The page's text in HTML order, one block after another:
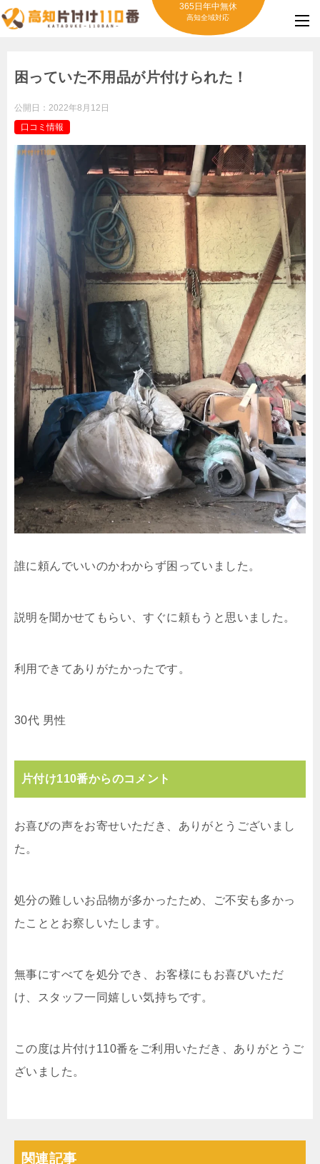
365日年中無休
高知全域対応
困っていた不用品が片付けられた！
公開日： 2022年8月12日
口コミ情報
誰に頼んでいいのかわからず困っていました。
説明を聞かせてもらい、すぐに頼もうと思いました。
利用できてありがたかったです。
30代 男性
片付け110番からのコメント
お喜びの声をお寄せいただき、ありがとうございまし
た。
処分の難しいお品物が多かったため、ご不安も多かっ
たこととお察しいたします。
無事にすべてを処分でき、お客様にもお喜びいただ
け、スタッフ一同嬉しい気持ちです。
この度は片付け110番をご利用いただき、ありがとうご
ざいました。
関連記事